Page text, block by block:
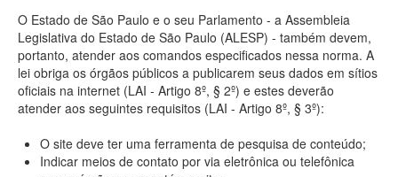
O Estado de São Paulo e o seu Parlamento - a Assembleia
Legislativa do Estado de São Paulo (ALESP) - também devem,
portanto, atender aos comandos especificados nessa norma. A
lei obriga os órgãos públicos a publicarem seus dados em sítios
oficiais na internet (LAI - Artigo 8º, § 2º) e estes deverão
atender aos seguintes requisitos (LAI - Artigo 8º, § 3º):
O site deve ter uma ferramenta de pesquisa de conteúdo;
Indicar meios de contato por via eletrônica ou telefônica